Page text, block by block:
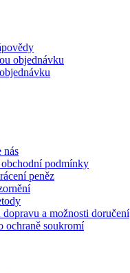
objednávku
nás
obchodní podmínky
peněz
a možnosti doručení
ochraně soukromí